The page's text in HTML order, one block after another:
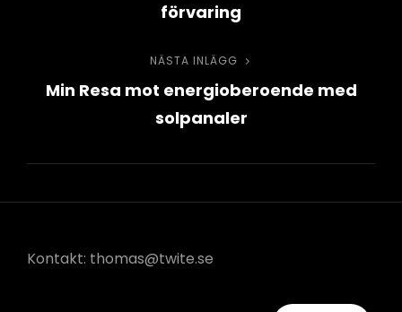
förvaring
Nästa
inlägg
NÄSTA INLÄGG
Min Resa mot energioberoende med
solpanaler
Kontakt: thomas@twite.se